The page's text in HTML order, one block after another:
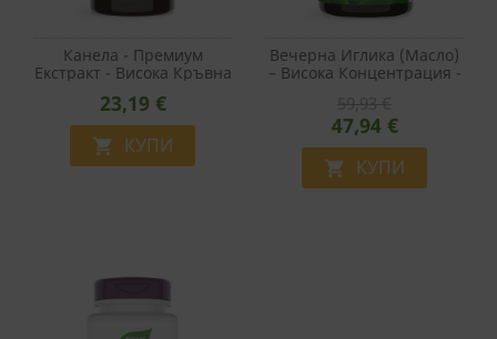
Канела - Премиум
Екстракт - Висока Кръвна
60 Капсули
23,19 €
 КУПИ
Вечерна Иглика (масло)
– Висока Концентрация -
Strength, 1300 Mg, 120
Софтгел Капсули
47,94 €
 КУПИ